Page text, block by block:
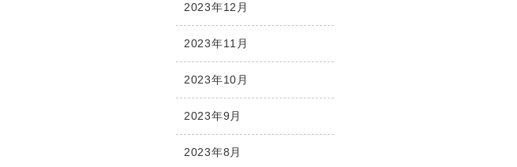
2023年12月
2023年11月
2023年10月
2023年9月
2023年8月